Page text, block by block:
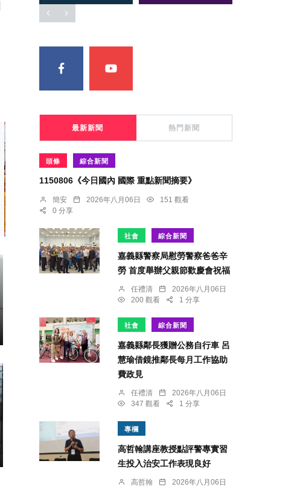
最新新聞 熱門新聞
頭條 綜合新聞
1150806《今日國內 國際 重點新聞摘要》
簡安 2026年八月06日
151 觀看
0 分享
社會 綜合新聞
嘉義縣警察局慰勞警察爸爸辛
勞 首度舉辦父親節歡慶會祝福
任禮清
2026年八月06日
200 觀看
1 分享
社會 綜合新聞
嘉義縣鄰長獲贈公務自行車 呂
慧瑜借鏡推鄰長每月工作協助
費政見
任禮清
2026年八月06日
347 觀看
1 分享
專欄
高哲翰講座教授點評警專實習
生投入治安工作表現良好
高哲翰
2026年八月06日